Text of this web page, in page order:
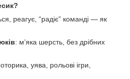
реагує, “радіє” команді — як
: м’яка шерсть, без дрібних
уява, рольові ігри,